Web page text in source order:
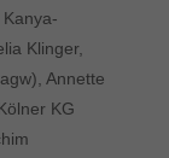
Klinger,
Annette
KG